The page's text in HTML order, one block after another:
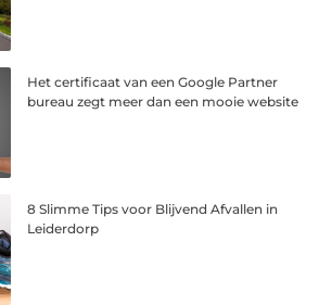
Het certificaat van een Google Partner
bureau zegt meer dan een mooie website
8 Slimme Tips voor Blijvend Afvallen in
Leiderdorp